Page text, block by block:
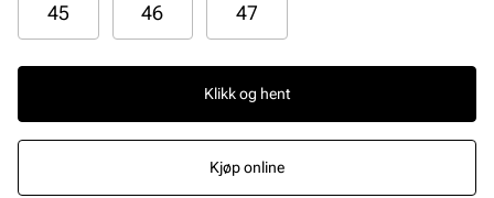
45 46 47
Klikk og hent
Kjøp online